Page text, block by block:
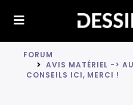
FORUM
AVIS MATÉRIEL ->
CONSEILS ICI, MERCI !